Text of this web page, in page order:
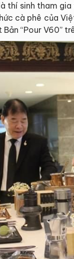
thí sinh tham
cà phê của
“Pour V60”